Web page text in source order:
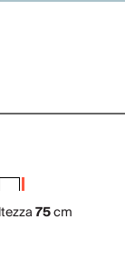
75cm